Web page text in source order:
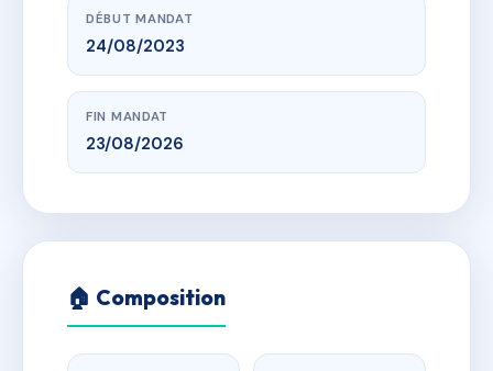
DÉBUT MANDAT
24/08/2023
FIN MANDAT
23/08/2026
🏠 Composition